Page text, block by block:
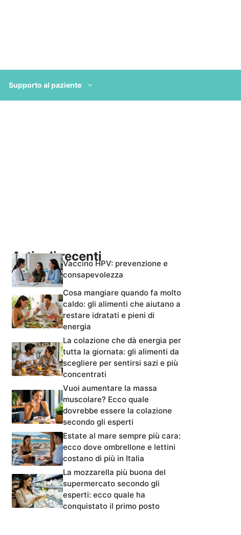
Supporto al paziente
Articoli recentiVaccino HPV: prevenzione e
consapevolezza
Cosa mangiare quando fa molto
caldo: gli alimenti che aiutano a
restare idratati e pieni di
energia
La colazione che dà energia per
tutta la giornata: gli alimenti da
scegliere per sentirsi sazi e più
concentrati
Vuoi aumentare la massa
muscolare? Ecco quale
dovrebbe essere la colazione
secondo gli esperti
Estate al mare sempre più cara:
ecco dove ombrellone e lettini
costano di più in Italia
La mozzarella più buona del
supermercato secondo gli
esperti: ecco quale ha
conquistato il primo posto